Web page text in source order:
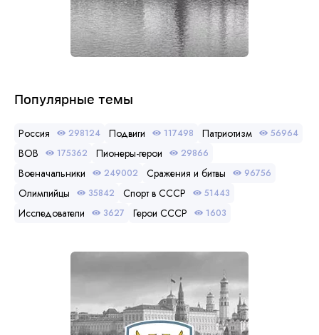
Популярные темы
Россия 298124 Подвиги 117498 Патриотизм 56964
ВОВ 175362 Пионеры-герои 29866
Военачальники 249002 Сражения и битвы 96756
Олимпийцы 35842 Спорт в СССР 51443
Исследователи 3627 Герои СССР 1603